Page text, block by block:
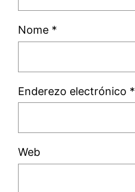
Nome *
Enderezo electrónico *
Web